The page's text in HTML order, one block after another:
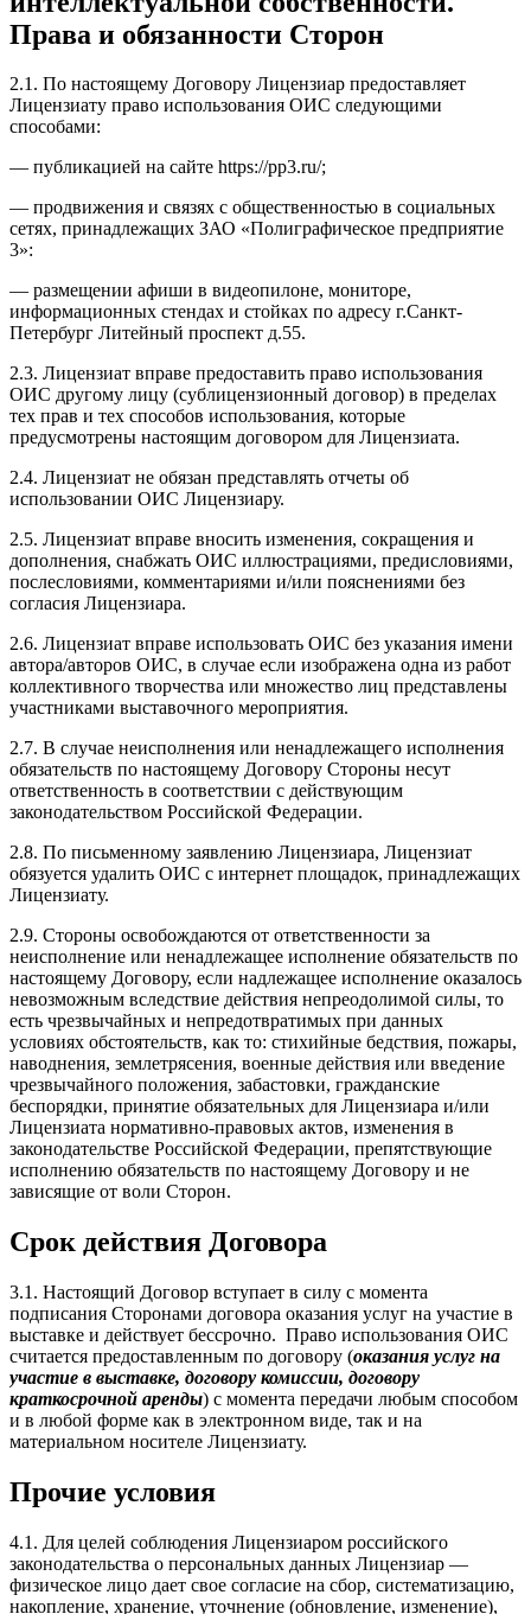
Права и обязанности Сторон
2.1. По настоящему Договору Лицензиар предоставляет
Лицензиату право использования ОИС следующими
способами:
— публикацией на сайте https://pp3.ru/;
— продвижения и связях с общественностью в социальных
сетях, принадлежащих ЗАО «Полиграфическое предприятие
3»:
— размещении афиши в видеопилоне, мониторе,
информационных стендах и стойках по адресу г.Санкт-
Петербург Литейный проспект д.55.
2.3. Лицензиат вправе предоставить право использования
ОИС другому лицу (сублицензионный договор) в пределах
тех прав и тех способов использования, которые
предусмотрены настоящим договором для Лицензиата.
2.4. Лицензиат не обязан представлять отчеты об
использовании ОИС Лицензиару.
2.5. Лицензиат вправе вносить изменения, сокращения и
дополнения, снабжать ОИС иллюстрациями, предисловиями,
послесловиями, комментариями и/или пояснениями без
согласия Лицензиара.
2.6. Лицензиат вправе использовать ОИС без указания имени
автора/авторов ОИС, в случае если изображена одна из работ
коллективного творчества или множество лиц представлены
участниками выставочного мероприятия.
2.7. В случае неисполнения или ненадлежащего исполнения
обязательств по настоящему Договору Стороны несут
ответственность в соответствии с действующим
законодательством Российской Федерации.
2.8. По письменному заявлению Лицензиара, Лицензиат
обязуется удалить ОИС с интернет площадок, принадлежащих
Лицензиату.
2.9. Стороны освобождаются от ответственности за
неисполнение или ненадлежащее исполнение обязательств по
настоящему Договору, если надлежащее исполнение оказалось
невозможным вследствие действия непреодолимой силы, то
есть чрезвычайных и непредотвратимых при данных
условиях обстоятельств, как то: стихийные бедствия, пожары,
наводнения, землетрясения, военные действия или введение
чрезвычайного положения, забастовки, гражданские
беспорядки, принятие обязательных для Лицензиара и/или
Лицензиата нормативно-правовых актов, изменения в
законодательстве Российской Федерации, препятствующие
исполнению обязательств по настоящему Договору и не
зависящие от воли Сторон.
Срок действия Договора
3.1. Настоящий Договор вступает в силу с момента
подписания Сторонами договора оказания услуг на участие в
выставке и действует бессрочно. Право использования ОИС
считается предоставленным по договору (оказания услуг на
участие в выставке, договору комиссии, договору
краткосрочной аренды) с момента передачи любым способом
и в любой форме как в электронном виде, так и на
материальном носителе Лицензиату.
Прочие условия
4.1. Для целей соблюдения Лицензиаром российского
законодательства о персональных данных Лицензиар —
физическое лицо дает свое согласие на сбор, систематизацию,
накопление, хранение, уточнение (обновление, изменение),